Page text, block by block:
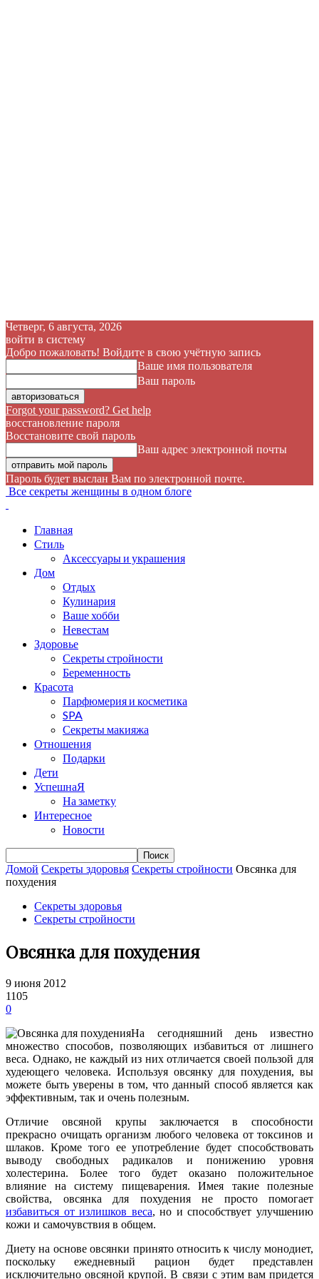
Четверг, 6 августа, 2026
войти в систему
Добро пожаловать! Войдите в свою учётную запись
Ваше имя пользователя
Ваш пароль
Forgot your password? Get help
восстановление пароля
Восстановите свой пароль
Ваш адрес электронной почты
Пароль будет выслан Вам по электронной почте.
Все секреты женщины в одном блоге
Главная
Стиль
Аксессуары и украшения
Дом
Отдых
Кулинария
Ваше хобби
Невестам
Здоровье
Секреты стройности
Беременность
Красота
Парфюмерия и косметика
SPA
Секреты макияжа
Отношения
Подарки
Дети
УспешнаЯ
На заметку
Интересное
Новости
Домой Cекреты здоровья Секреты стройности Овсянка для
похудения
Cекреты здоровья
Секреты стройности
Овсянка для похудения
9 июня 2012
1105
0
На сегодняшний день известно
множество способов, позволяющих избавиться от лишнего
веса. Однако, не каждый из них отличается своей пользой для
худеющего человека. Используя овсянку для похудения, вы
можете быть уверены в том, что данный способ является как
эффективным, так и очень полезным.
Отличие овсяной крупы заключается в способности
прекрасно очищать организм любого человека от токсинов и
шлаков. Кроме того ее употребление будет способствовать
выводу свободных радикалов и понижению уровня
холестерина. Более того будет оказано положительное
влияние на систему пищеварения. Имея такие полезные
свойства, овсянка для похудения не просто помогает
избавиться от излишков веса, но и способствует улучшению
кожи и самочувствия в общем.
Диету на основе овсянки принято относить к числу монодиет,
поскольку ежедневный рацион будет представлен
исключительно овсяной крупой. В связи с этим вам придется